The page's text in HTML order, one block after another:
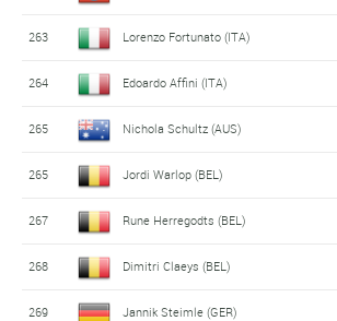
263 Lorenzo Fortunato (ITA)
264 Edoardo Affini (ITA)
265 Nichola Schultz (AUS)
265 Jordi Warlop (BEL)
267 Rune Herregodts (BEL)
268 Dimitri Claeys (BEL)
269 Jannik Steimle (GER)